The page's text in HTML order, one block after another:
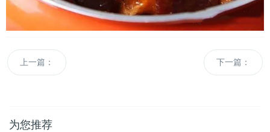
上一篇： 下一篇：
为您推荐